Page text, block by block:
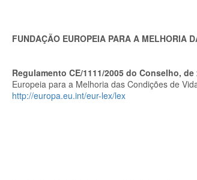
FUNDAÇÃO EUROPEIA PARA A MELHORIA
Regulamento CE/1111/2005 do Conselho,
Europeia para a Melhoria das Condições de
http://europa.eu.int/eur-lex/lex